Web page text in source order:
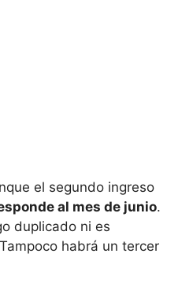
el segundo ingreso
al mes de junio.
duplicado ni es
habrá un tercer